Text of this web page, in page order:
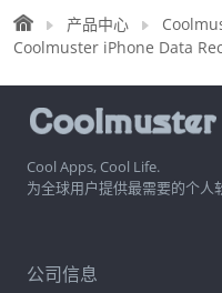
产品中心
Coolmuster iPhone Data
Cool Apps, Cool Life.
为全球用户提供最需要的个人
公司信息